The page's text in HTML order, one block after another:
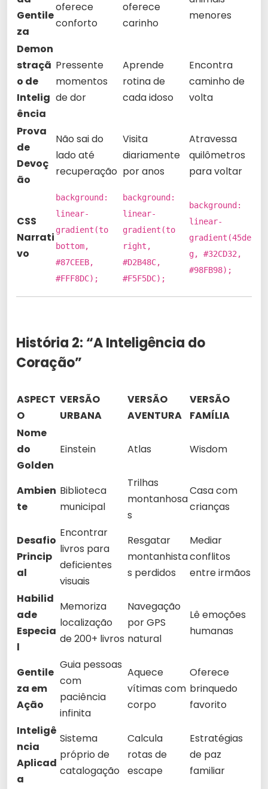
Gentile
za
oferece
conforto
oferece
carinho
menores
Demon
straçã
o de
Intelig
ência
Pressente
momentos
de dor
Aprende
rotina de
cada idoso
Encontra
caminho de
volta
Prova
de
Devoç
ão
Não sai do
lado até
recuperação
Visita
diariamente
por anos
Atravessa
quilômetros
para voltar
CSS
Narrati
vo
background:
linear-
gradient(to
bottom,
#87CEEB,
#FFF8DC);
background:
linear-
gradient(to
right,
#D2B48C,
#F5F5DC);
background:
linear-
gradient(45de
g, #32CD32,
#98FB98);
História 2: “A Inteligência do
Coração”
ASPECT
O
VERSÃO
URBANA
VERSÃO
AVENTURA
VERSÃO
FAMÍLIA
Nome
do
Golden
Einstein Atlas Wisdom
Ambien
te
Biblioteca
municipal
Trilhas
montanhosa
s
Casa com
crianças
Desafio
Princip
al
Encontrar
livros para
deficientes
visuais
Resgatar
montanhista
s perdidos
Mediar
conflitos
entre irmãos
Habilid
ade
Especia
l
Memoriza
localização
de 200+ livros
Navegação
por GPS
natural
Lê emoções
humanas
Gentile
za em
Ação
Guia pessoas
com
paciência
infinita
Aquece
vítimas com
corpo
Oferece
brinquedo
favorito
Inteligê
ncia
Aplicad
a
Sistema
próprio de
catalogação
Calcula
rotas de
escape
Estratégias
de paz
familiar